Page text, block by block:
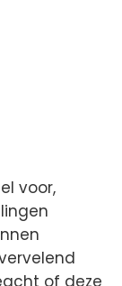
voor,
of deze